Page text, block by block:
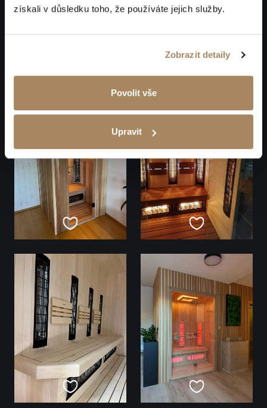
získali v důsledku toho, že používáte jejich služby.
Zobrazit detaily
Povolit vše
Upravit